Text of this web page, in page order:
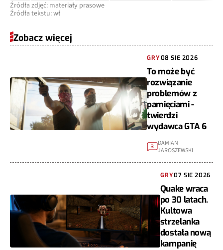
Źródła zdjęć: materiały prasowe
Źródła tekstu: wł
Zobacz więcej
GRY08 SIE 2026
To może być
rozwiązanie
problemów z
pamięciami -
twierdzi
wydawca GTA 6
3 DAMIAN
JAROSZEWSKI
GRY07 SIE 2026
Quake wraca
po 30 latach.
Kultowa
strzelanka
dostała nową
kampanię